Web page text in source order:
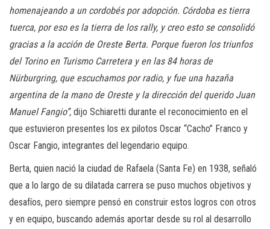
homenajeando a un cordobés por adopción. Córdoba es tierra
tuerca, por eso es la tierra de los rally, y creo esto se consolidó
gracias a la acción de Oreste Berta. Porque fueron los triunfos
del Torino en Turismo Carretera y en las 84 horas de
Nürburgring, que escuchamos por radio, y fue una hazaña
argentina de la mano de Oreste y la dirección del querido Juan
Manuel Fangio”, dijo Schiaretti durante el reconocimiento en el
que estuvieron presentes los ex pilotos Oscar “Cacho” Franco y
Oscar Fangio, integrantes del legendario equipo.
Berta, quien nació la ciudad de Rafaela (Santa Fe) en 1938, señaló
que a lo largo de su dilatada carrera se puso muchos objetivos y
desafíos, pero siempre pensó en construir estos logros con otros
y en equipo, buscando además aportar desde su rol al desarrollo